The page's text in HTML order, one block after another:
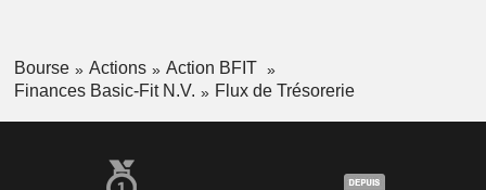
Bourse Actions
Action BFIT
Finances Basic-Fit N.V.
Flux de Trésorerie